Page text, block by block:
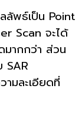
ลัพธ์เป็น Point
Scan จะได้
มากกว่า ส่วน
SAR
ามละเอียดที่